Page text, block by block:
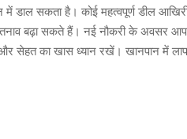
सकता है। कोई महत्वपूर्ण डील
तनाव बढ़ा सकते हैं। नई नौकरी के अवसर
का खास ध्यान रखें। खानपान में